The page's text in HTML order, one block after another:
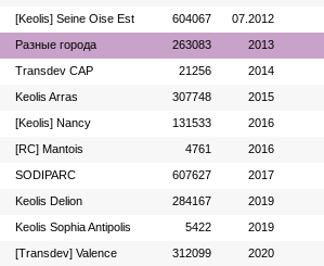
[Keolis] Seine Oise Est 604067 07.2012
Разные города 263083 2013
Transdev CAP 21256 2014
Keolis Arras 307748 2015
[Keolis] Nancy 131533 2016
[RC] Mantois 4761 2016
SODIPARC 607627 2017
Keolis Delion 284167 2019
Keolis Sophia Antipolis 5422 2019
[Transdev] Valence 312099 2020